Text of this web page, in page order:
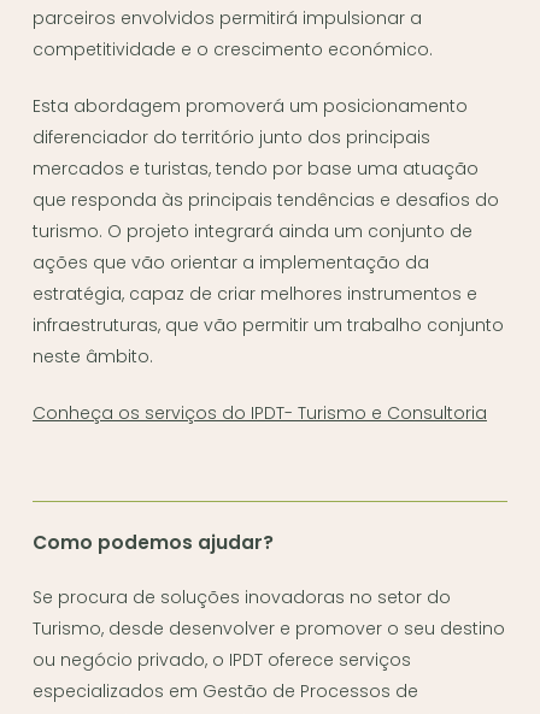
parceiros envolvidos permitirá impulsionar a
competitividade e o crescimento económico.
Esta abordagem promoverá um posicionamento
diferenciador do território junto dos principais
mercados e turistas, tendo por base uma atuação
que responda às principais tendências e desafios do
turismo. O projeto integrará ainda um conjunto de
ações que vão orientar a implementação da
estratégia, capaz de criar melhores instrumentos e
infraestruturas, que vão permitir um trabalho conjunto
neste âmbito.
Conheça os serviços do IPDT- Turismo e Consultoria
Como podemos ajudar?
Se procura de soluções inovadoras no setor do
Turismo, desde desenvolver e promover o seu destino
ou negócio privado, o IPDT oferece serviços
especializados em Gestão de Processos de